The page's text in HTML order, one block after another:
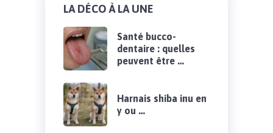
LA DÉCO À LA UNE
Santé bucco-
dentaire : quelles
peuvent être …
Harnais shiba inu en
y ou …